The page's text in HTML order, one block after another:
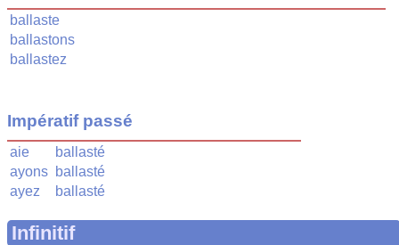
ballaste
ballastons
ballastez
Impératif passé
aie
ballasté
ayons ballasté
ayez
ballasté
Infinitif